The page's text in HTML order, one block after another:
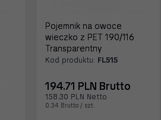
Pojemnik na owoce
wieczko z PET 190/116
Transparentny
Kod produktu: FL515
194.71 PLN Brutto
158.30 PLN Netto
0.34 Brutto / szt.